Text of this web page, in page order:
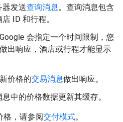
器发送查询消息。查询消息包含
ID 和行程。
Google 会指定一个时间限制，您
出响应，酒店或行程才能显示
价格的交易消息做出响应。
中的价格数据更新其缓存。
格，请参阅交付模式。